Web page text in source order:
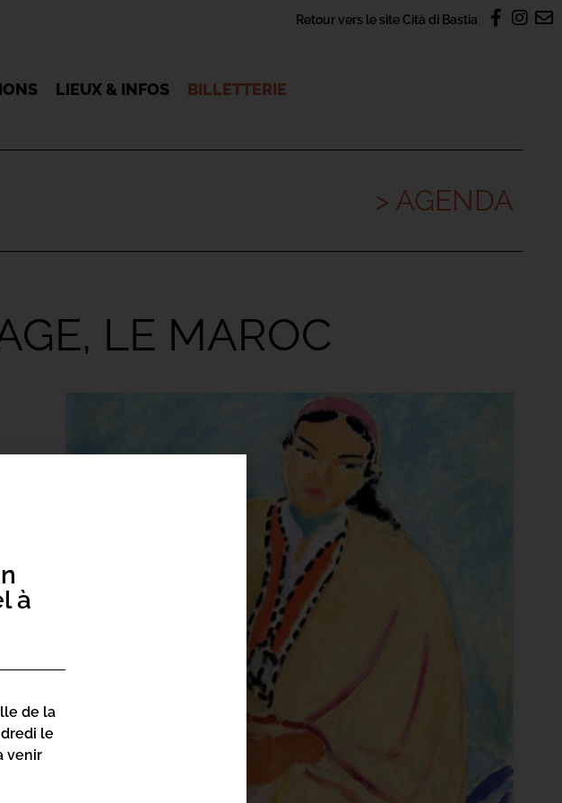
Retour vers le site Cità di Bastia
LIEUX & INFOS BILLETTERIE
> AGENDA
LE MAROC
à
de la
le
venir